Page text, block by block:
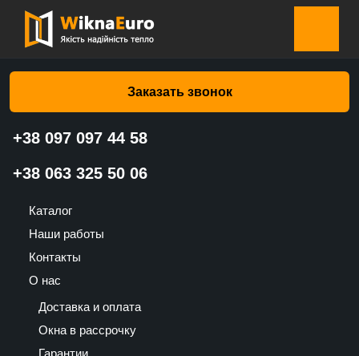
Заказать звонок
+38 097 097 44 58
+38 063 325 50 06
Каталог
Наши работы
Контакты
О нас
Доставка и оплата
Окна в рассрочку
Гарантии
Главная страница»Каталог
подоконник Белый – Kraft.
Пластиковый подоконник
195 UAH